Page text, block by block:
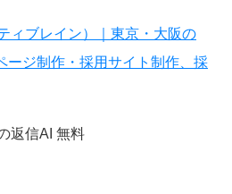
ィブレイン）｜東京・大阪の
ージ制作・採用サイト制作、採
返信AI 無料